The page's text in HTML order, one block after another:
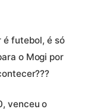
é futebol, é só
o Mogi por
venceu o